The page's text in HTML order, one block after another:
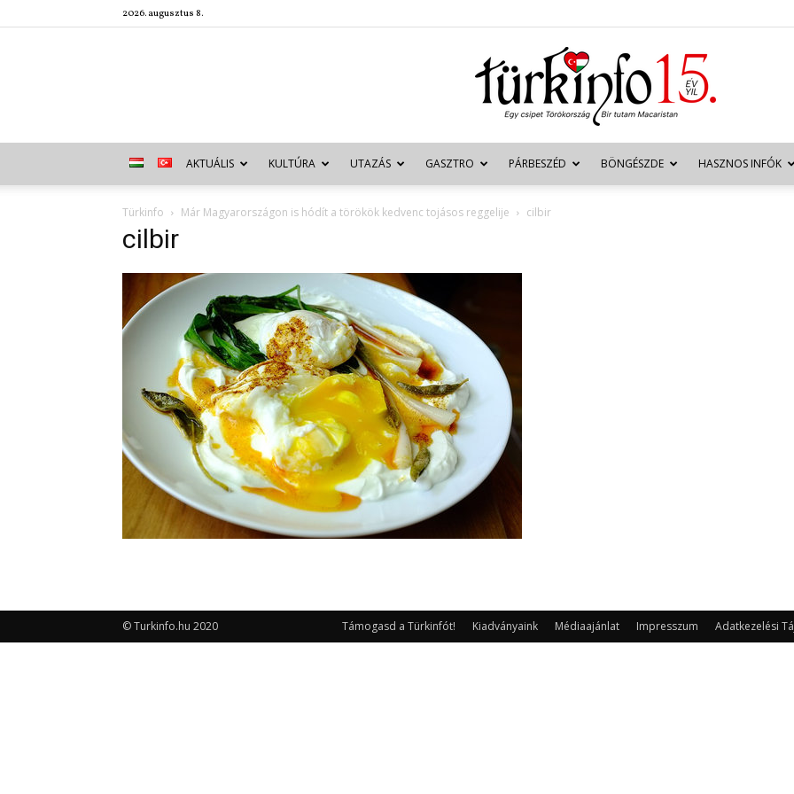
2026. augusztus 8.
Türkinfo
AKTUÁLIS KULTÚRA UTAZÁS GASZTRO PÁRBESZÉD BÖNGÉSZDE HASZNOS INFÓK
Türkinfo Már Magyarországon is hódít a törökök kedvenc tojásos reggelije cilbir
cilbir
Támogasd a Türkinfót! Kiadványaink Médiaajánlat Impresszum Adatkezelési
© Turkinfo.hu 2020